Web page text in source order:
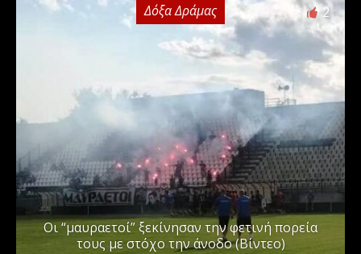
Δόξα Δράμας 2
Οι “μαυραετοί” ξεκίνησαν την φετινή πορεία
τους με στόχο την άνοδο (Βίντεο)